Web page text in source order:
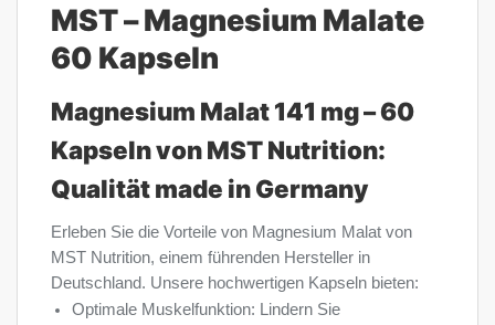
MST – Magnesium Malate
60 Kapseln
Magnesium Malat 141 mg – 60
Kapseln von MST Nutrition:
Qualität made in Germany
Erleben Sie die Vorteile von Magnesium Malat von
MST Nutrition, einem führenden Hersteller in
Deutschland. Unsere hochwertigen Kapseln bieten:
Optimale Muskelfunktion: Lindern Sie